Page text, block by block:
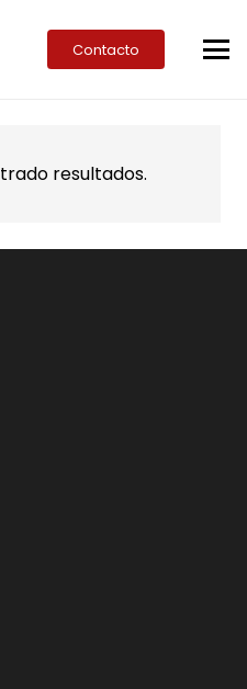
Contacto
resultados.